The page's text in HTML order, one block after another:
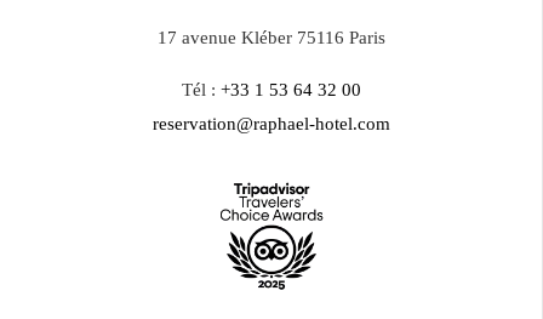
17 avenue Kléber 75116 Paris
Tél : +33 1 53 64 32 00
reservation@raphael-hotel.com